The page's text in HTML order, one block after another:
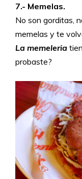
7.- Memelas.
No son gorditas,
memelas y te
La memeleria
probaste?